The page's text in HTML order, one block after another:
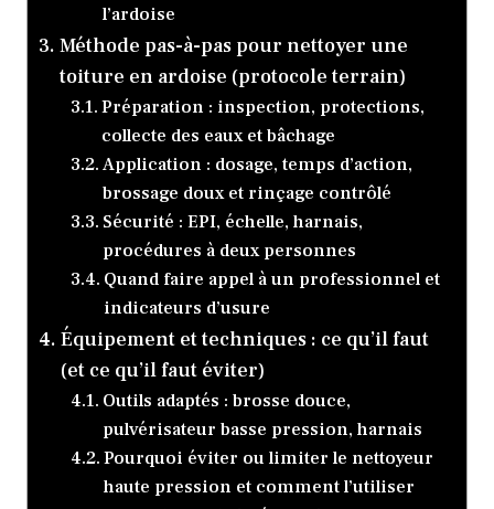
l’ardoise
Méthode pas-à-pas pour nettoyer une
toiture en ardoise (protocole terrain)
Préparation : inspection, protections,
collecte des eaux et bâchage
Application : dosage, temps d’action,
brossage doux et rinçage contrôlé
Sécurité : EPI, échelle, harnais,
procédures à deux personnes
Quand faire appel à un professionnel et
indicateurs d’usure
Équipement et techniques : ce qu’il faut
(et ce qu’il faut éviter)
Outils adaptés : brosse douce,
pulvérisateur basse pression, harnais
Pourquoi éviter ou limiter le nettoyeur
haute pression et comment l’utiliser